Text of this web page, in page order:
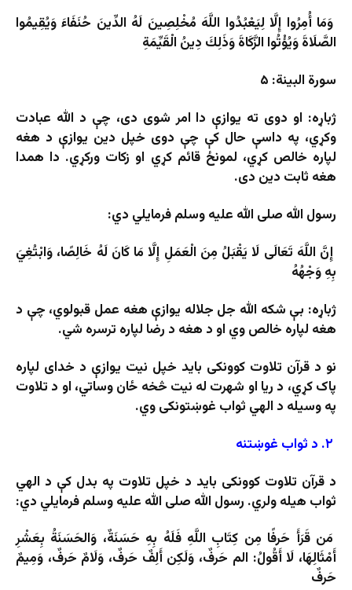
وَمَا أُمِرُوا إِلَّا لِيَعْبُدُوا اللَّهَ مُخْلِصِينَ لَهُ الدِّينَ حُنَفَاءَ وَيُقِيمُوا
الصَّلَاةَ وَيُؤْتُوا الزَّكَاةَ وَذَلِكَ دِينُ الْقَيِّمَةِ
سورة البينة: ۵
ژباړه: او دوی ته یوازې دا امر شوی دی، چې د الله عبادت
وکړي، په داسې حال کې چې دوی خپل دین یوازې د هغه
لپاره خالص کړي، لمونځ قائم کړي او زکات ورکړي. دا همدا
هغه ثابت دین دی.
رسول الله صلی الله علیه وسلم فرمایلي دي:
إِنَّ اللَّهَ تَعَالَى لَا يَقْبَلُ مِنَ الْعَمَلِ إِلَّا مَا كَانَ لَهُ خَالِصًا، وَابْتُغِيَ
بِهِ وَجْهُهُ
ژباړه: بې شکه الله جل جلاله یوازې هغه عمل قبولوي، چې د
هغه لپاره خالص وي او د هغه د رضا لپاره ترسره شي.
نو د قرآن تلاوت کوونکی باید خپل نیت یوازې د خدای لپاره
پاک کړي، د ریا او شهرت له نیت څخه ځان وساتي، او د تلاوت
په وسیله د الهي ثواب غوښتونکی وي.
د قرآن تلاوت کوونکی باید د خپل تلاوت په بدل کې د الهي
ثواب هیله ولري. رسول الله صلی الله علیه وسلم فرمایلي دي:
مَن قَرَأَ حَرفًا مِن كِتَابِ اللَّهِ فَلَهُ بِهِ حَسَنَةٌ، وَالحَسَنَةُ بِعَشْرِ
أَمْثَالِهَا، لَا أَقُولُ: الم حَرفٌ، وَلَكِن أَلِفٌ حَرفٌ، وَلَامٌ حَرفٌ، وَمِيمٌ
حَرفٌ